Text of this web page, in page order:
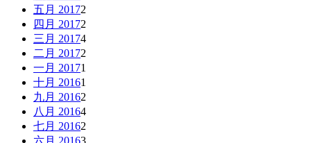
五月 20172
四月 20172
三月 20174
二月 20172
一月 20171
十月 20161
九月 20162
八月 20164
七月 20162
六月 20163